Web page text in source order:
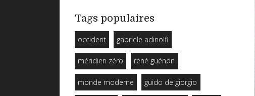
Tags populaires
occident gabriele adinolfi
méridien zéro rené guénon
monde moderne guido de giorgio